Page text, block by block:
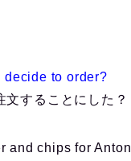
decide to order?
文することにした？
and chips for Anton